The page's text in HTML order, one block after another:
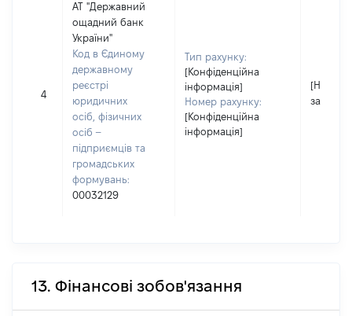
4
АТ "Державний
ощадний банк
України"
Код в Єдиному
державному
реєстрі
юридичних
осіб, фізичних
осіб –
підприємців та
громадських
формувань:
00032129
Тип рахунку:
[Конфіденційна
інформація]
Номер рахунку:
[Конфіденційна
інформація]
[Не
13. Фінансові зобов'язання